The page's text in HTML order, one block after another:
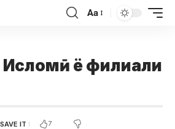
Aa
Исломӣ ё филиали
7